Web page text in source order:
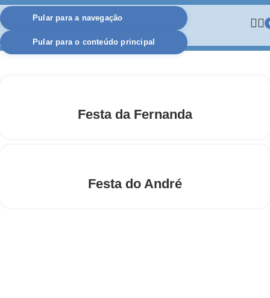
Pular para a navegação
Pular para o conteúdo principal
Festa da Fernanda
Festa do André